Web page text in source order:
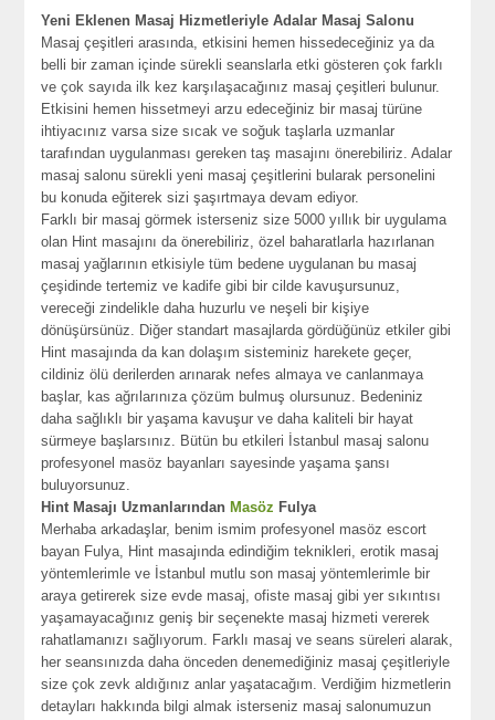
Yeni Eklenen Masaj Hizmetleriyle Adalar Masaj Salonu
Masaj çeşitleri arasında, etkisini hemen hissedeceğiniz ya da
belli bir zaman içinde sürekli seanslarla etki gösteren çok farklı
ve çok sayıda ilk kez karşılaşacağınız masaj çeşitleri bulunur.
Etkisini hemen hissetmeyi arzu edeceğiniz bir masaj türüne
ihtiyacınız varsa size sıcak ve soğuk taşlarla uzmanlar
tarafından uygulanması gereken taş masajını önerebiliriz. Adalar
masaj salonu sürekli yeni masaj çeşitlerini bularak personelini
bu konuda eğiterek sizi şaşırtmaya devam ediyor.
Farklı bir masaj görmek isterseniz size 5000 yıllık bir uygulama
olan Hint masajını da önerebiliriz, özel baharatlarla hazırlanan
masaj yağlarının etkisiyle tüm bedene uygulanan bu masaj
çeşidinde tertemiz ve kadife gibi bir cilde kavuşursunuz,
vereceği zindelikle daha huzurlu ve neşeli bir kişiye
dönüşürsünüz. Diğer standart masajlarda gördüğünüz etkiler gibi
Hint masajında da kan dolaşım sisteminiz harekete geçer,
cildiniz ölü derilerden arınarak nefes almaya ve canlanmaya
başlar, kas ağrılarınıza çözüm bulmuş olursunuz. Bedeniniz
daha sağlıklı bir yaşama kavuşur ve daha kaliteli bir hayat
sürmeye başlarsınız. Bütün bu etkileri İstanbul masaj salonu
profesyonel masöz bayanları sayesinde yaşama şansı
buluyorsunuz.
Hint Masajı UzmanlarındanMasöz Fulya
Merhaba arkadaşlar, benim ismim profesyonel masöz escort
bayan Fulya, Hint masajında edindiğim teknikleri, erotik masaj
yöntemlerimle ve İstanbul mutlu son masaj yöntemlerimle bir
araya getirerek size evde masaj, ofiste masaj gibi yer sıkıntısı
yaşamayacağınız geniş bir seçenekte masaj hizmeti vererek
rahatlamanızı sağlıyorum. Farklı masaj ve seans süreleri alarak,
her seansınızda daha önceden denemediğiniz masaj çeşitleriyle
size çok zevk aldığınız anlar yaşatacağım. Verdiğim hizmetlerin
detayları hakkında bilgi almak isterseniz masaj salonumuzun